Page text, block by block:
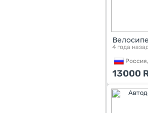
4 года
Россия,
13000